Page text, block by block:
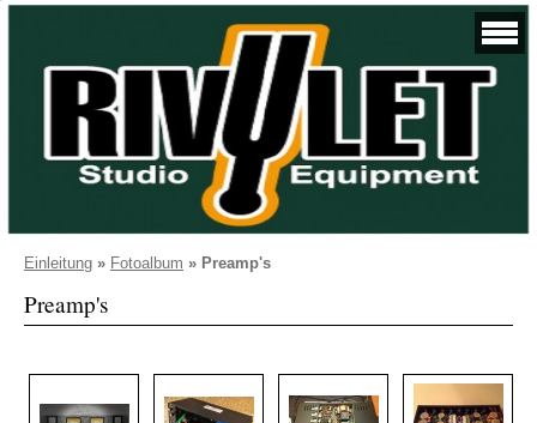
Einleitung » Fotoalbum » Preamp's
Preamp's